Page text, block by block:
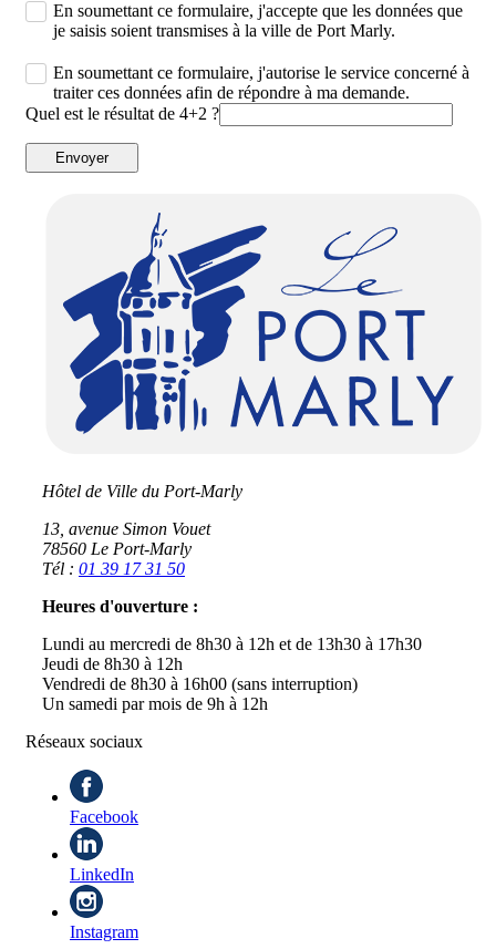
En soumettant ce formulaire, j'accepte que les données que
je saisis soient transmises à la ville de Port Marly.
En soumettant ce formulaire, j'autorise le service concerné à
traiter ces données afin de répondre à ma demande.
Quel est le résultat de 4+2 ?
Envoyer
Hôtel de Ville du Port-Marly
13, avenue Simon Vouet
78560 Le Port-Marly
Tél : 01 39 17 31 50
Heures d'ouverture :
Lundi au mercredi de 8h30 à 12h et de 13h30 à 17h30
Jeudi de 8h30 à 12h
Vendredi de 8h30 à 16h00 (sans interruption)
Un samedi par mois de 9h à 12h
Réseaux sociaux
Facebook
LinkedIn
Instagram